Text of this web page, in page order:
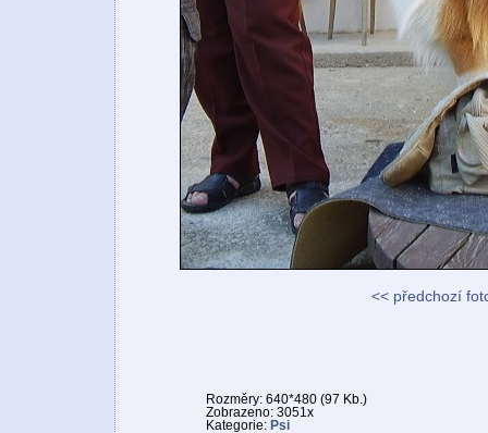
<< předchozí
Rozměry: 640*480 (97 Kb.)
Zobrazeno: 3051x
Kategorie: Psi